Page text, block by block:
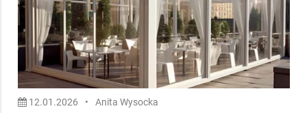
12.01.2026 • Anita Wysocka